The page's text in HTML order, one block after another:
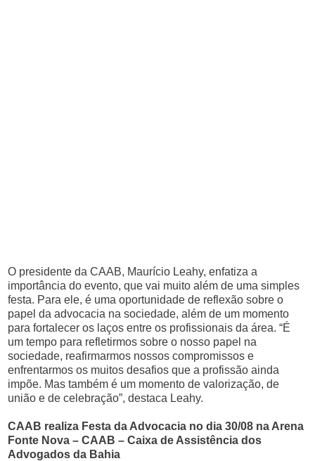
O presidente da CAAB, Maurício Leahy, enfatiza a
importância do evento, que vai muito além de uma simples
festa. Para ele, é uma oportunidade de reflexão sobre o
papel da advocacia na sociedade, além de um momento
para fortalecer os laços entre os profissionais da área. “É
um tempo para refletirmos sobre o nosso papel na
sociedade, reafirmarmos nossos compromissos e
enfrentarmos os muitos desafios que a profissão ainda
impõe. Mas também é um momento de valorização, de
união e de celebração”, destaca Leahy.
CAAB realiza Festa da Advocacia no dia 30/08 na Arena
Fonte Nova – CAAB – Caixa de Assistência dos
Advogados da Bahia